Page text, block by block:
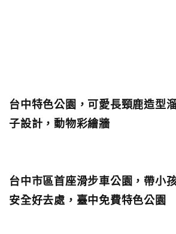
台中特色公園，可愛長頸鹿造型
子設計，動物彩繪牆
台中市區首座滑步車公園，帶小
安全好去處，臺中免費特色公園